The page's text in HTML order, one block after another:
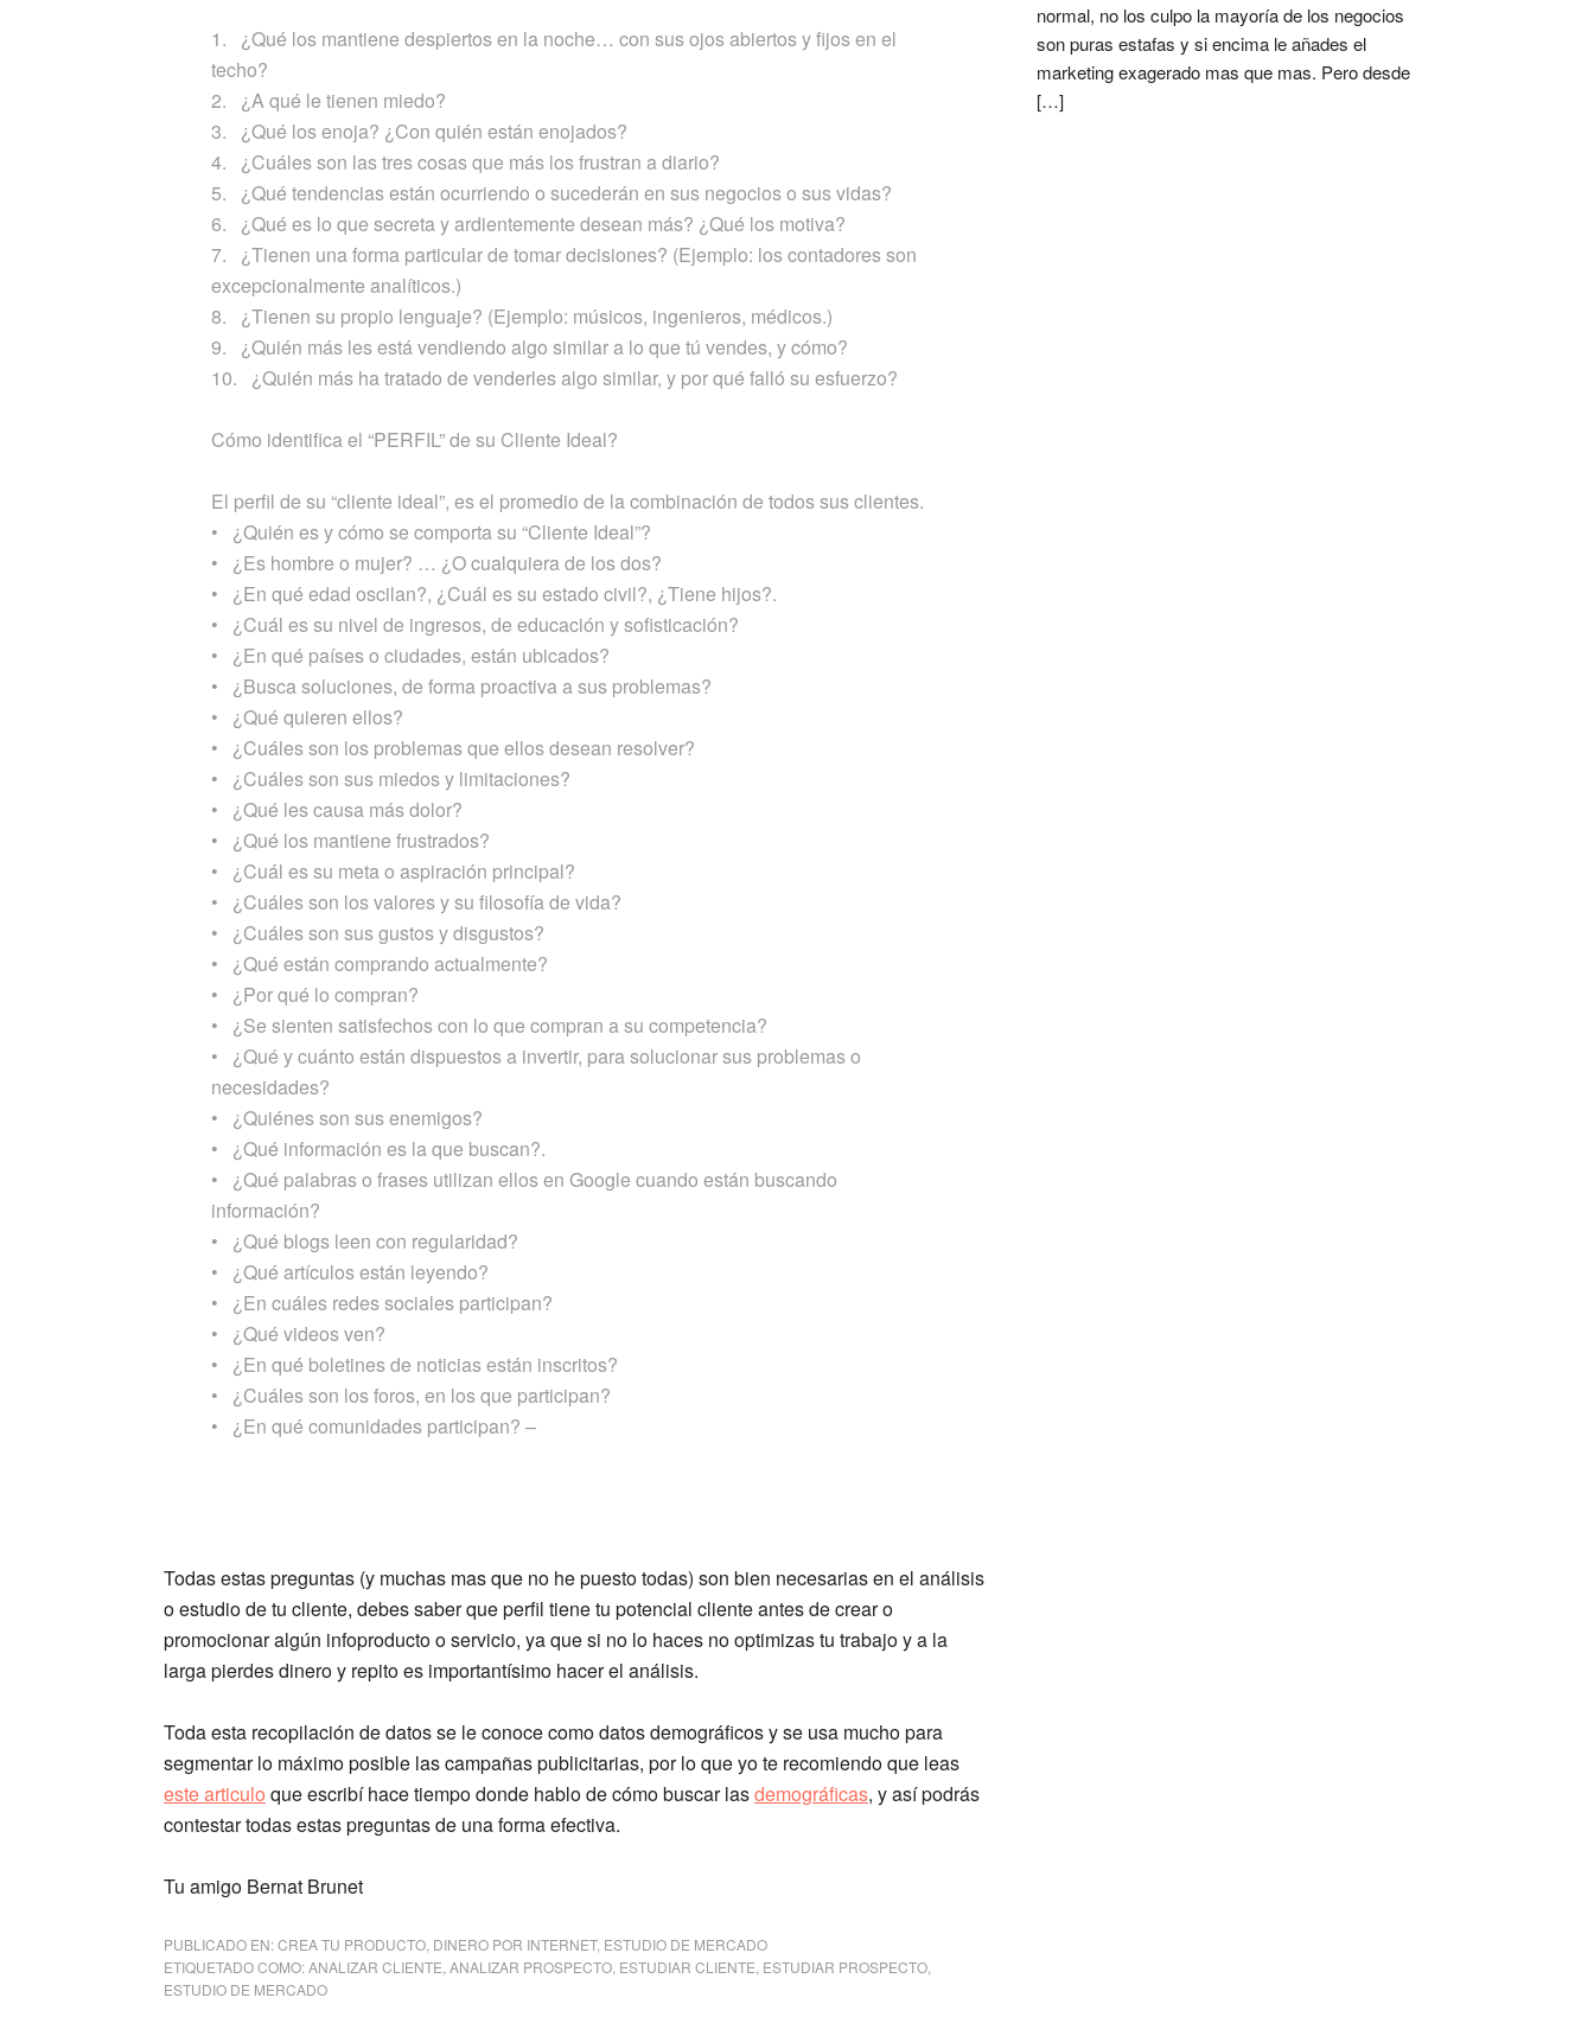
1. ¿Qué los mantiene despiertos en la noche… con sus ojos abiertos y fijos en el
techo?
2. ¿A qué le tienen miedo?
3. ¿Qué los enoja? ¿Con quién están enojados?
4. ¿Cuáles son las tres cosas que más los frustran a diario?
5. ¿Qué tendencias están ocurriendo o sucederán en sus negocios o sus vidas?
6. ¿Qué es lo que secreta y ardientemente desean más? ¿Qué los motiva?
7. ¿Tienen una forma particular de tomar decisiones? (Ejemplo: los contadores son
excepcionalmente analíticos.)
8. ¿Tienen su propio lenguaje? (Ejemplo: músicos, ingenieros, médicos.)
9. ¿Quién más les está vendiendo algo similar a lo que tú vendes, y cómo?
10. ¿Quién más ha tratado de venderles algo similar, y por qué falló su esfuerzo?
Cómo identifica el “PERFIL” de su Cliente Ideal?
El perfil de su “cliente ideal”, es el promedio de la combinación de todos sus clientes.
• ¿Quién es y cómo se comporta su “Cliente Ideal”?
• ¿Es hombre o mujer? … ¿O cualquiera de los dos?
• ¿En qué edad oscilan?, ¿Cuál es su estado civil?, ¿Tiene hijos?.
• ¿Cuál es su nivel de ingresos, de educación y sofisticación?
• ¿En qué países o ciudades, están ubicados?
• ¿Busca soluciones, de forma proactiva a sus problemas?
• ¿Qué quieren ellos?
• ¿Cuáles son los problemas que ellos desean resolver?
• ¿Cuáles son sus miedos y limitaciones?
• ¿Qué les causa más dolor?
• ¿Qué los mantiene frustrados?
• ¿Cuál es su meta o aspiración principal?
• ¿Cuáles son los valores y su filosofía de vida?
• ¿Cuáles son sus gustos y disgustos?
• ¿Qué están comprando actualmente?
• ¿Por qué lo compran?
• ¿Se sienten satisfechos con lo que compran a su competencia?
• ¿Qué y cuánto están dispuestos a invertir, para solucionar sus problemas o
necesidades?
• ¿Quiénes son sus enemigos?
• ¿Qué información es la que buscan?.
• ¿Qué palabras o frases utilizan ellos en Google cuando están buscando
información?
• ¿Qué blogs leen con regularidad?
• ¿Qué artículos están leyendo?
• ¿En cuáles redes sociales participan?
• ¿Qué videos ven?
• ¿En qué boletines de noticias están inscritos?
• ¿Cuáles son los foros, en los que participan?
• ¿En qué comunidades participan? –
Todas estas preguntas (y muchas mas que no he puesto todas) son bien necesarias en el análisis
o estudio de tu cliente, debes saber que perfil tiene tu potencial cliente antes de crear o
promocionar algún infoproducto o servicio, ya que si no lo haces no optimizas tu trabajo y a la
larga pierdes dinero y repito es importantísimo hacer el análisis.
Toda esta recopilación de datos se le conoce como datos demográficos y se usa mucho para
segmentar lo máximo posible las campañas publicitarias, por lo que yo te recomiendo que leas
este articulo que escribí hace tiempo donde hablo de cómo buscar lasdemográficas, y así podrás
contestar todas estas preguntas de una forma efectiva.
Tu amigo Bernat Brunet
PUBLICADO EN:CREA TU PRODUCTO DINERO POR INTERNET, ESTUDIO DE MERCADO
ETIQUETADO COMO:ANALIZAR CLIENTE ANALIZAR PROSPECTO ESTUDIAR CLIENTE ESTUDIAR PROSPECTO
ESTUDIO DE MERCADO
normal, no los culpo la mayoría de los negocios
son puras estafas y si encima le añades el
marketing exagerado mas que mas. Pero desde
[…]